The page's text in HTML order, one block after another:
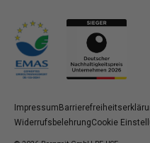
Zahlungsmethoden
Impressum
WiderrufsbelehrungCookie